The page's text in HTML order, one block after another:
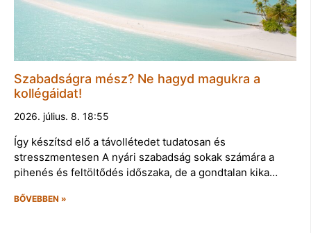
Szabadságra mész? Ne hagyd magukra a
kollégáidat!
2026. július. 8. 18:55
Így készítsd elő a távollétedet tudatosan és
stresszmentesen A nyári szabadság sokak számára a
pihenés és feltöltődés időszaka, de a gondtalan kika…
BŐVEBBEN »